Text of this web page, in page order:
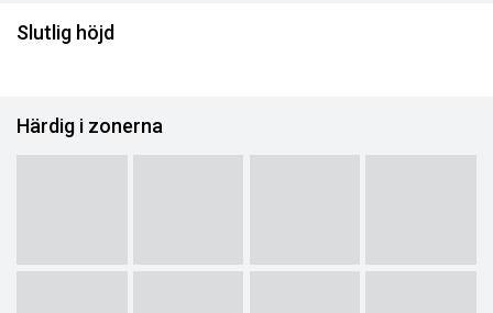
Slutlig höjd
Härdig i zonerna